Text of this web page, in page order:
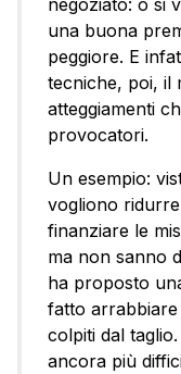
una buona
peggiore. E
tecniche, poi, il
atteggiamenti
provocatori.
Un esempio:
vogliono
finanziare le
ma non sanno
ha proposto
fatto
colpiti dal
ancora più